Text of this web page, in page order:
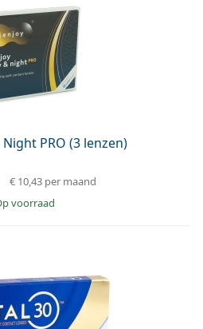
PRO (3 lenzen)
€ 10,43 per maand
op voorraad